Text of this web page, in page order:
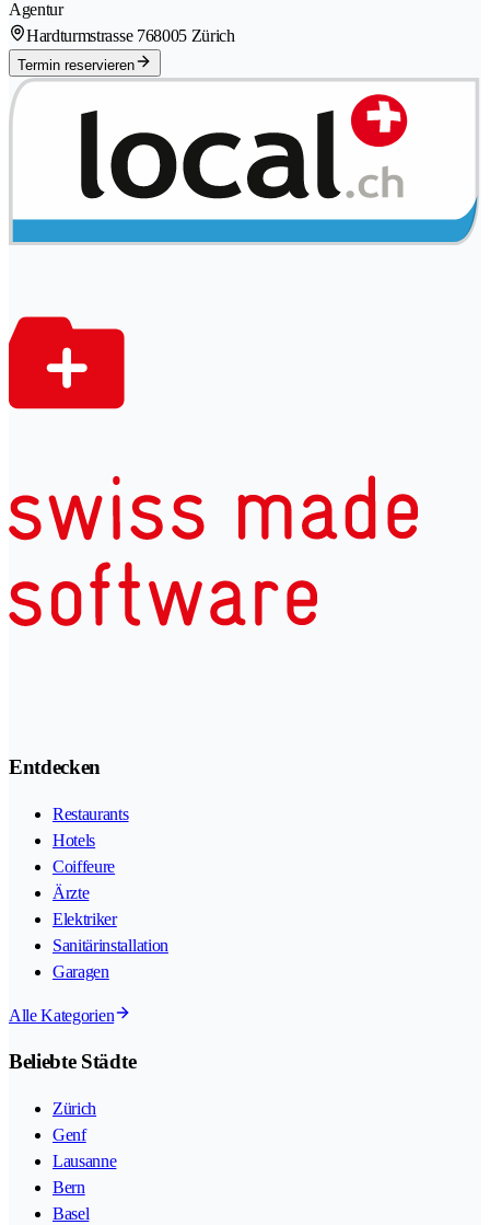
Agentur
Hardturmstrasse 768005 Zürich
Termin reservieren
Entdecken
Restaurants
Hotels
Coiffeure
Ärzte
Elektriker
Sanitärinstallation
Garagen
Alle Kategorien
Beliebte Städte
Zürich
Genf
Lausanne
Bern
Basel